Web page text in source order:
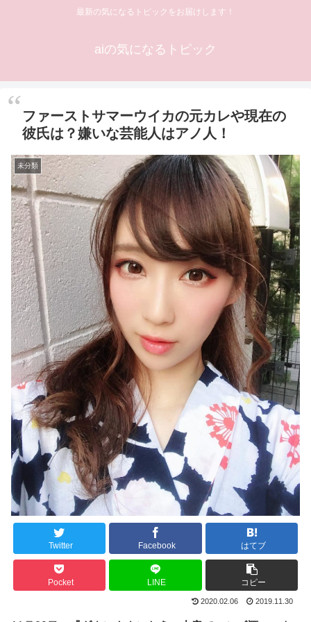
最新の気になるトピックをお届けします！
aiの気になるトピック
ファーストサマーウイカの元カレや現在の
彼氏は？嫌いな芸能人はアノ人！
未分類
Twitter Facebook はてブ
Pocket LINE コピー
2020.02.06 2019.11.30